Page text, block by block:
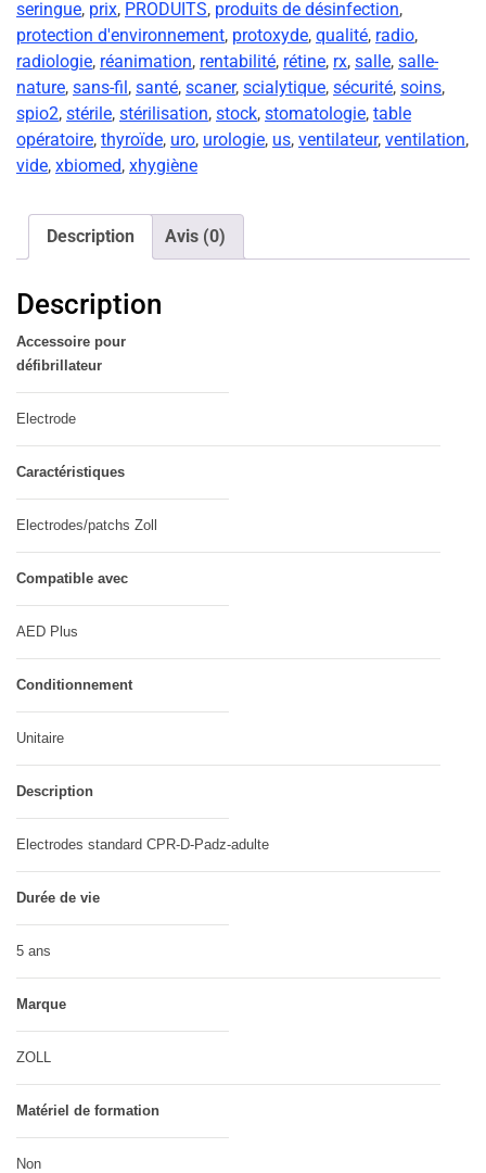
seringue, prix, PRODUITS, produits de désinfection,
protection d'environnement, protoxyde, qualité, radio,
radiologie, réanimation, rentabilité, rétine, rx, salle, salle-
nature, sans-fil , santé, scaner, scialytique, sécurité, soins,
spio2, stérile, stérilisation, stock, stomatologie, table
opératoire, thyroïde, uro, urologie, us, ventilateur, ventilation,
vide, xbiomed, xhygiène
Description Avis (0)
Description
Accessoire pour
défibrillateur
Electrode
Caractéristiques
Electrodes/patchs Zoll
Compatible avec
AED Plus
Conditionnement
Unitaire
Description
Electrodes standard CPR-D-Padz-adulte
Durée de vie
5 ans
Marque
ZOLL
Matériel de formation
Non